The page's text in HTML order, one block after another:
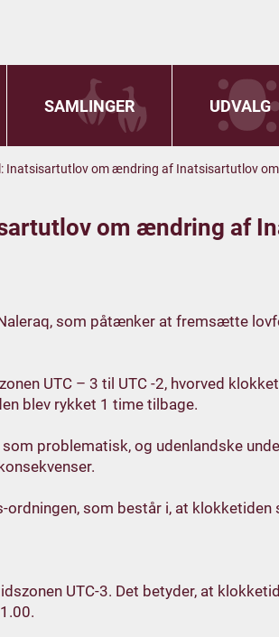
SAMLINGER UDVALG
Inatsisartutlov om ændring af Inatsisartutlov
om ændring af
som påtænker at fremsætte
UTC – 3 til UTC -2, hvorved
blev rykket 1 time tilbage.
problematisk, og udenlandske
som består i, at
UTC-3. Det betyder, at